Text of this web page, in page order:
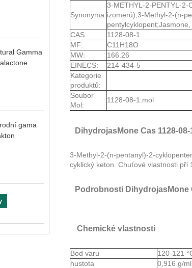
Gamma
gama
Synonyma:
3-METHYL-2-PENTYL-2-
izomerů);3-Methyl-2-(n-
CAS:
1128-08-1
MF:
C11H18O
MW:
166.26
EINECS:
214-434-5
Kategorie
produktů:
Soubor
Mol:
1128-08-1.mol
DihydrojasMone Cas 1128-
3-Methyl-2-(n-pentanyl)-2-
cyklický keton. Chuťové vlastnosti při
Podrobnosti DihydrojasMone
Chemické vlastnosti
Bod varu
120-121
hustota
0,916 g/